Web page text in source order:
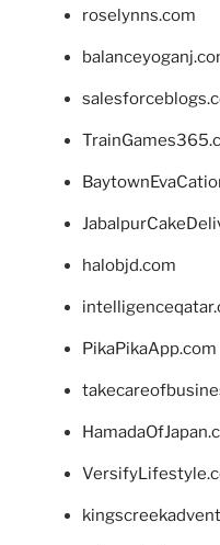
roselynns.com
halobjd.com
PikaPikaApp.com